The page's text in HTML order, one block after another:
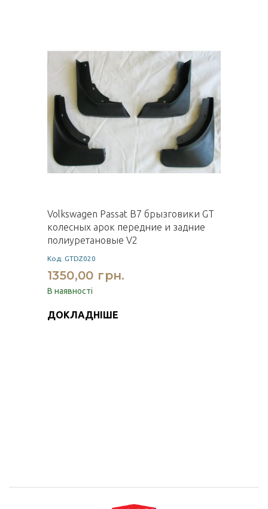
Volkswagen Passat B7 брызговики GT
колесных арок передние и задние
полиуретановые V2
Код: GTDZ020
1350,00 грн.
В наявності
ДОКЛАДНІШЕ